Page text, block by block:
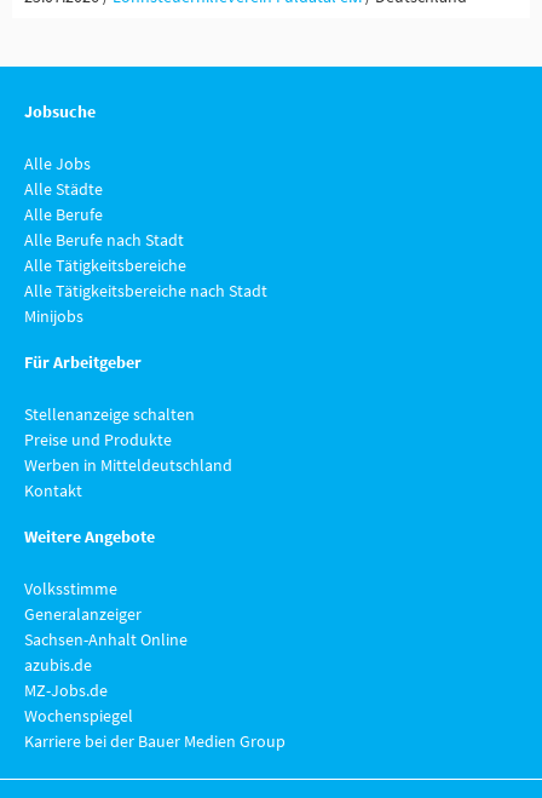
Jobsuche
Alle Jobs
Alle Städte
Alle Berufe
Alle Berufe nach Stadt
Alle Tätigkeitsbereiche
Alle Tätigkeitsbereiche nach Stadt
Minijobs
Für Arbeitgeber
Stellenanzeige schalten
Preise und Produkte
Werben in Mitteldeutschland
Kontakt
Weitere Angebote
Volksstimme
Generalanzeiger
Sachsen-Anhalt Online
azubis.de
MZ-Jobs.de
Wochenspiegel
Karriere bei der Bauer Medien Group